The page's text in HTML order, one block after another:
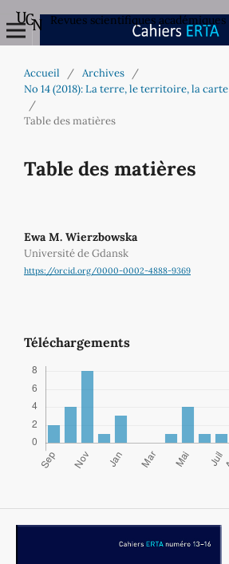
Revues scientifiques académiques
Accueil / Archives
/
No 14 (2018): La terre, le territoire, la carte
/
Table des matières
Table des matières
Ewa M. Wierzbowska
Université de Gdansk
https://orcid.org/0000-0002-4888-9369
Téléchargements